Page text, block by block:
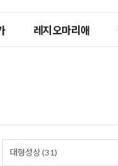
레지오마리애
대형성상 (31)